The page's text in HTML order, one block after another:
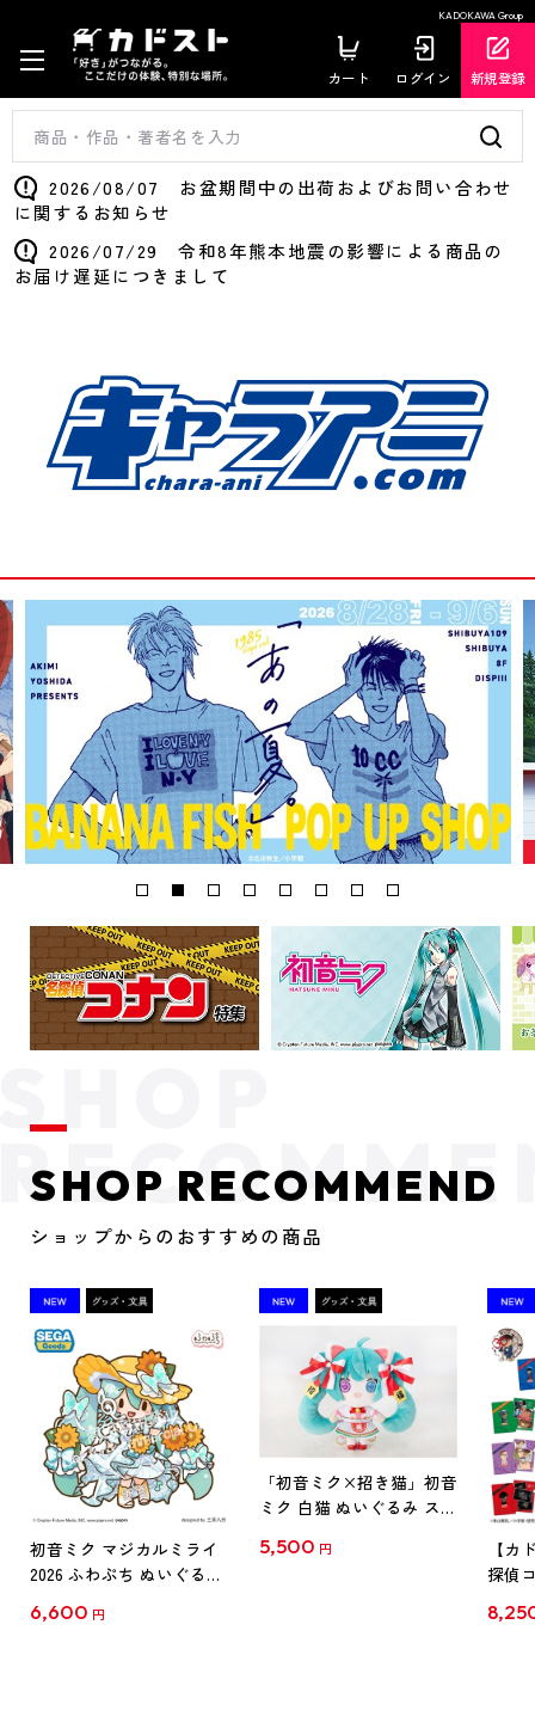
KADOKAWA Group
カート ログイン 新規登録
2026/08/07 お盆期間中の出荷およびお問い合わせ
に関するお知らせ
2026/07/29 令和8年熊本地震の影響による商品の
お届け遅延につきまして
SHOP RECOMMEND
ショップからのおすすめの商品
初音ミク マジカルミライ
2026 ふわぷち ぬいぐるみ
6,600 円
「初音ミク×招き猫」初音
ミク 白猫 ぬいぐるみ スタ
5,500 円
【カ
探偵
クリ